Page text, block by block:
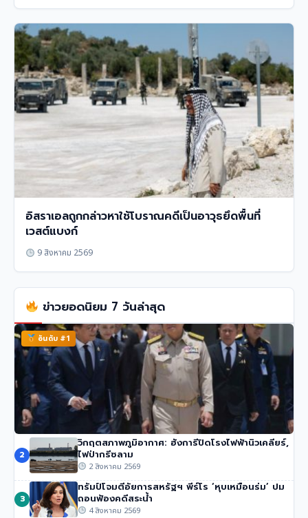
อิสราเอลถูกกล่าวหาใช้โบราณคดีเป็นอาวุธยึดพื้นที่
เวสต์แบงก์
9 สิงหาคม 2569
ข่าวยอดนิยม 7 วันล่าสุด
อันดับ #1
นายกฯ อนุทิน ของไทย จวกรายงาน UN ชายแดน ‘ไม่รวม
ความเสียหายของไทย’
51 วิว• 4 สิงหาคม 2569
2
วิกฤตสภาพภูมิอากาศ: ฮังการีปิดโรงไฟฟ้านิวเคลียร์,
ไฟป่ากรีซลาม
2 สิงหาคม 2569
3
ทรัมป์โจมตีอัยการสหรัฐฯ พีร์โร ‘หุบเหมือนร่ม’ ปม
ถอนฟ้องคดีสระน้ำ
4 สิงหาคม 2569